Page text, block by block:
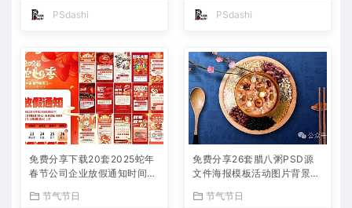
传统节日平面设计宣传
PSdashi
司企业朋友圈吃汤圆
PSdashi
免费分享下载20套2025蛇年
春节公司企业放假通知时间安
S大师网公司企业朋友圈节日
节气节日
免费分享26套腊八粥PSD源
文件海报模板活动图片背景壁
S大师网高清合集中国传统节
节气节日